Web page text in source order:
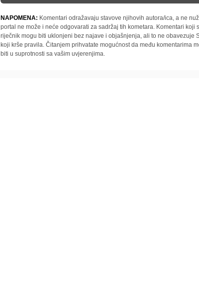
NAPOMENA: Komentari odražavaju stavove njihovih autora/ica, a ne
portal ne može i neće odgovarati za sadržaj tih kometara. Komentari koji
riječnik mogu biti uklonjeni bez najave i objašnjenja, ali to ne obavezuje
koji krše pravila. Čitanjem prihvatate mogućnost da među komentarima
biti u suprotnosti sa vašim uvjerenjima.